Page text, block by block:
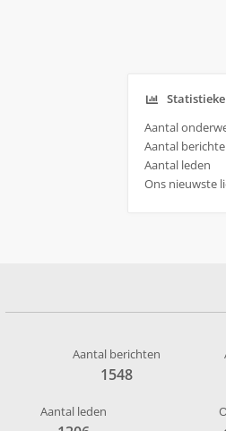
Aantal
Aantal
Aantal leden
Ons nieuwste
Aantal berichten
1548
Aantal leden